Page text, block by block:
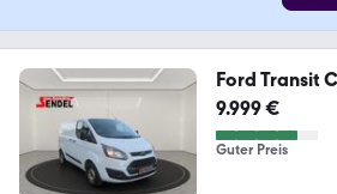
Ford Transit
9.999 €
Guter Preis